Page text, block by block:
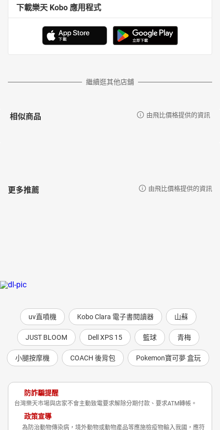
下載樂天 Kobo 應用程式
繼續逛其他店舖
相似商品 由飛比價格提供的資訊
更多推薦 由飛比價格提供的資訊
uv直噴機 Kobo Clara 電子書閱讀器 山蘇
JUST BLOOM Dell XPS 15 籃球 青梅
小腿按摩機 COACH 後背包 Pokemon寶可夢 盒玩
防詐騙提醒
台灣樂天市場與店家不會主動致電要求解除分期付款、要求ATM轉帳。
政策宣導
為防治動物傳染病，境外動物或動物產品等應施檢疫物輸入我國，應符